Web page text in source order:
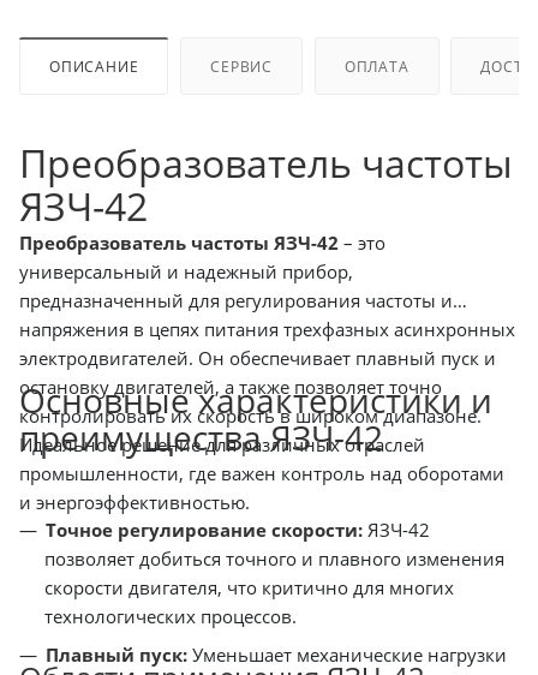
ОПИСАНИЕ СЕРВИС ОПЛАТА
Преобразователь частоты
ЯЗЧ-42
Преобразователь частоты ЯЗЧ-42 – это
универсальный и надежный прибор,
предназначенный для регулирования частоты и
напряжения в цепях питания трехфазных асинхронных
электродвигателей. Он обеспечивает плавный пуск и
остановку двигателей, а также позволяет точно
контролировать их скорость в широком диапазоне.
Идеальное решение для различных отраслей
промышленности, где важен контроль над оборотами
и энергоэффективностью.
Основные характеристики и
преимущества ЯЗЧ-42
Точное регулирование скорости: ЯЗЧ-42
позволяет добиться точного и плавного изменения
скорости двигателя, что критично для многих
технологических процессов.
Плавный пуск: Уменьшает механические нагрузки